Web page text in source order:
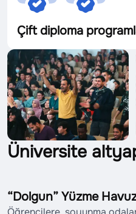
Çift diploma
Üniversite
“Dolgun” Yüzme